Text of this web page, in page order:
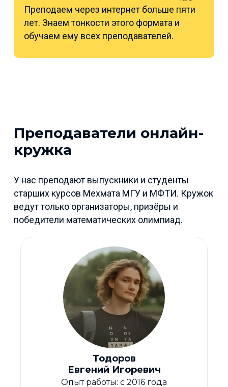
Преподаем через интернет больше пяти
лет. Знаем тонкости этого формата и
обучаем ему всех преподавателей.
Преподаватели онлайн-
кружка
У нас преподают выпускники и студенты
старших курсов Мехмата МГУ и МФТИ. Кружок
ведут только организаторы, призёры и
победители математических олимпиад.
Тодоров
Евгений Игоревич
Опыт работы: с 2016 года